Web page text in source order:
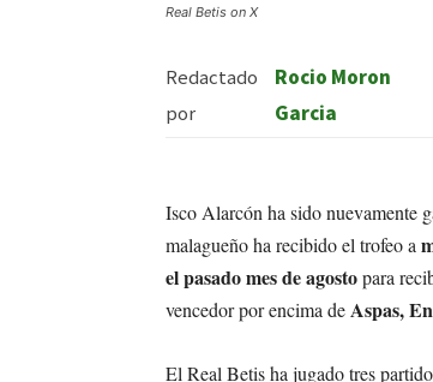
Real Betis on X
Redactado
por
Rocio Moron
Garcia
Isco Alarcón ha sido nuevamente
malagueño ha recibido el trofeo a
el pasado mes de agostopara
vencedor por encima deAspas,
El Real Betis ha jugado tres